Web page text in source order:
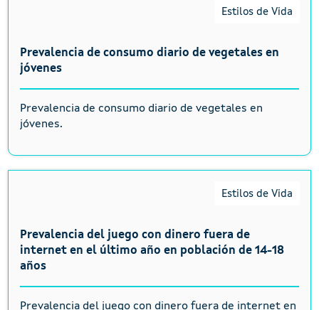
Estilos de Vida
Prevalencia de consumo diario de vegetales en
jóvenes
Prevalencia de consumo diario de vegetales en
jóvenes.
Estilos de Vida
Prevalencia del juego con dinero fuera de
internet en el último año en población de 14-18
años
Prevalencia del juego con dinero fuera de internet en